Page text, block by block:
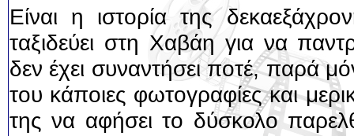
Είναι η ιστορία της
ταξιδεύει στη Χαβάη για να
δεν έχει συναντήσει ποτέ, παρά
του κάποιες φωτογραφίες και
της να αφήσει το δύσκολο